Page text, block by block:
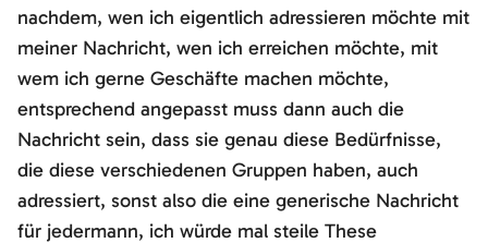
nachdem, wen ich eigentlich adressieren möchte mit
meiner Nachricht, wen ich erreichen möchte, mit
wem ich gerne Geschäfte machen möchte,
entsprechend angepasst muss dann auch die
Nachricht sein, dass sie genau diese Bedürfnisse,
die diese verschiedenen Gruppen haben, auch
adressiert, sonst also die eine generische Nachricht
für jedermann, ich würde mal steile These